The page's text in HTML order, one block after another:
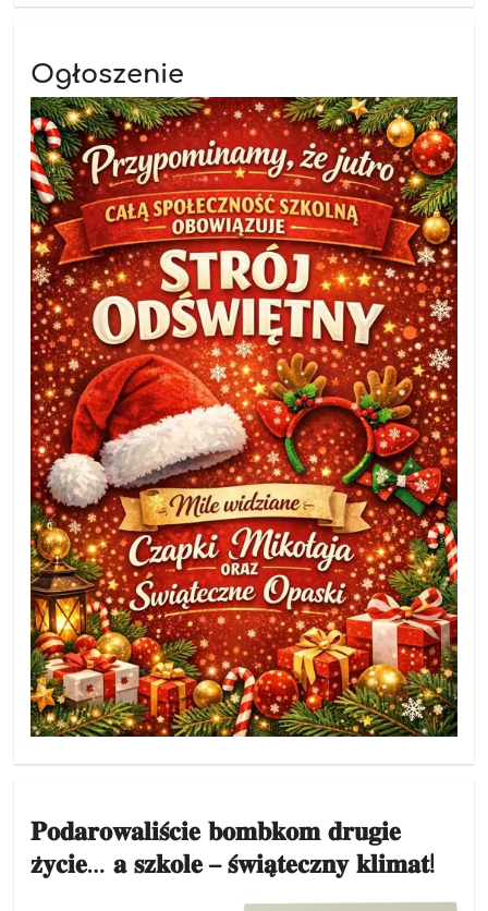
Ogłoszenie
𝐏𝐨𝐝𝐚𝐫𝐨𝐰𝐚𝐥𝐢𝐬́𝐜𝐢𝐞 𝐛𝐨𝐦𝐛𝐤𝐨𝐦 𝐝𝐫𝐮𝐠𝐢𝐞
𝐳̇𝐲𝐜𝐢𝐞… 𝐚 𝐬𝐳𝐤𝐨𝐥𝐞 – 𝐬́𝐰𝐢𝐚̨𝐭𝐞𝐜𝐳𝐧𝐲 𝐤𝐥𝐢𝐦𝐚𝐭!